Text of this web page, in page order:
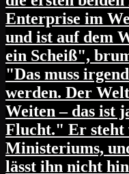
Enterprise im
und ist auf dem
ein Scheiß",
"Das muss
werden. Der
Weiten – das ist
Flucht." Er steht
Ministeriums,
lässt ihn nicht